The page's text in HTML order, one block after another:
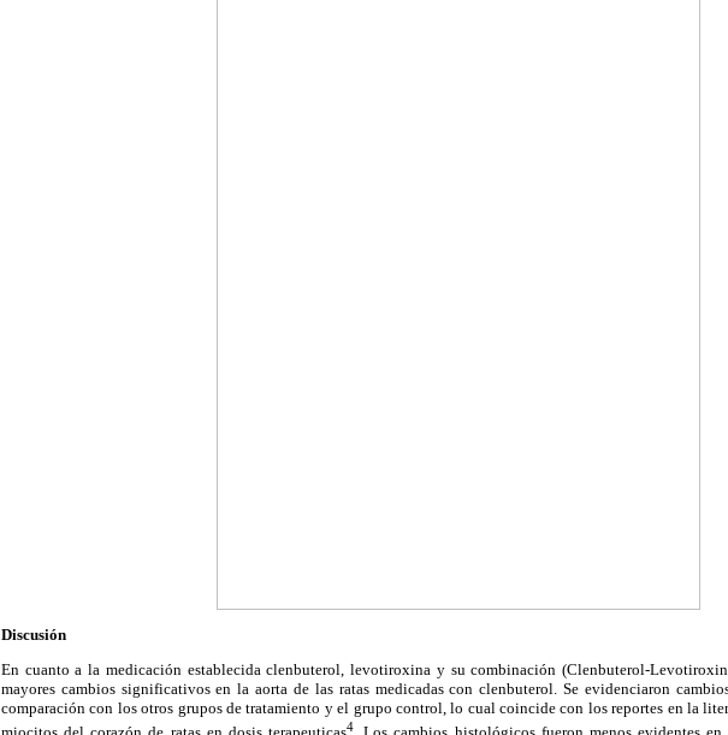
Discusión
En cuanto a la medicación establecida clenbuterol, levotiroxina y su combinación (Clenbuterol-
mayores cambios significativos en la aorta de las ratas medicadas con clenbuterol. Se evidenciaron
comparación con los otros grupos de tratamiento y el grupo control, lo cual coincide con los reportes en la
4